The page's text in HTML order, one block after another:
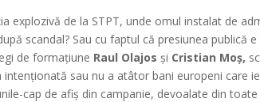
explozivă de la STPT, unde omul instalat de
scandal? Sau cu faptul că presiunea publică
de formațiune Raul Olajos și Cristian Moș,
sau nu a atâtor bani europeni care
cap de afiș din campanie, devoalate din